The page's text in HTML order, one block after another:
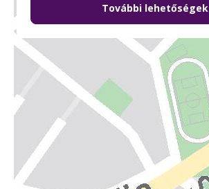
További lehetőségek